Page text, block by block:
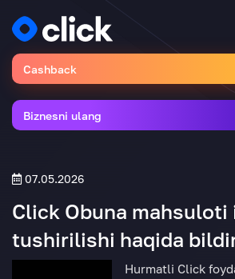
Cashback
Biznesni ulang
07.05.2026
Click Obuna mahsuloti
tushirilishi haqida
Hurmatli Click